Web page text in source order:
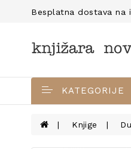
Besplatna dostava na
KATEGORIJE
Knjige